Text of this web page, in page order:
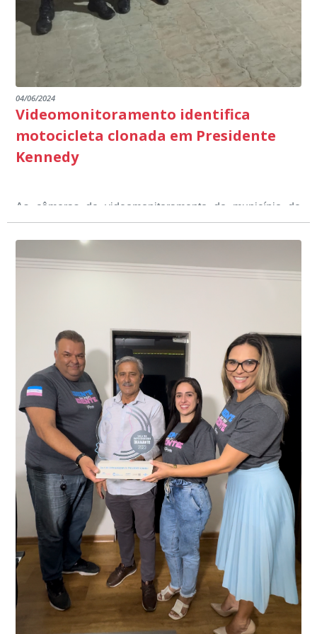
04/06/2024
Videomonitoramento identifica
motocicleta clonada em Presidente
Kennedy
As câmeras de videomonitoramento do município de
Presidente Kennedy identificaram neste fim de semana,
01 de junho, uma motocicleta com indícios de
adulteração, imediatamente, a central de
videomonitoramento acionou a Guarda Civil Municipal,
Durante a abordagem a adulteração foi comprovada,
conta do sistema de videomonitoramento instalado
recentemente em todo o município de Presidente
Kennedy, o sistema é integrado com outros municípios
do país, sendo possível a identificação de veículos por
meio do cruzamento de informações, nesse caso
específico, com dados de uma cidade do Estado do Rio
de Janeiro.
“Mais de 100 câmeras foram instaladas na sede e no
interior de Presidente Kennedy, garantindo mais
segurança à população, seja nas ruas, no comércio, os
produtores agropecuários. Estamos no rumo certo,
parabéns a todos os servidores que contribuem para a
segurança da nossa cidade”, destaca o prefeito Dorlei
Fontão.